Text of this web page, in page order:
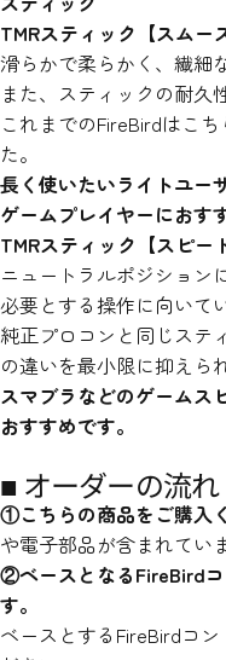
TMRスティック【スムー
滑らかで柔らかく、繊細
また、スティックの耐久
これまでのFireBirdはこ
た。
長く使いたいライトユー
ゲームプレイヤーにおす
TMRスティック【スピー
ニュートラルポジション
必要とする操作に向いて
純正プロコンと同じステ
の違いを最小限に抑えら
スマブラなどのゲームス
おすすめです。
■ オーダーの流れ
①こちらの商品をご購入
や電子部品が含まれてい
②ベースとなるFireBird
す。
ベースとするFireBirdコ